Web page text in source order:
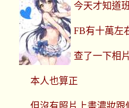
今天才知道
FB有十萬左
查了一下相
本人也算正